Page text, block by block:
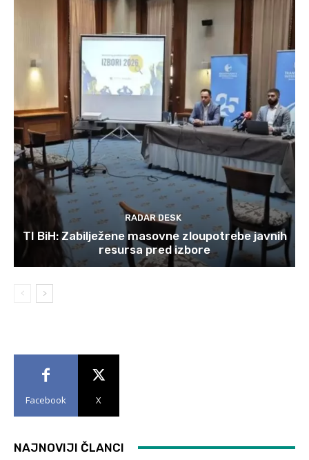
RADAR DESK
TI BiH: Zabilježene masovne zloupotrebe javnih
resursa pred izbore
Facebook X
NAJNOVIJI ČLANCI